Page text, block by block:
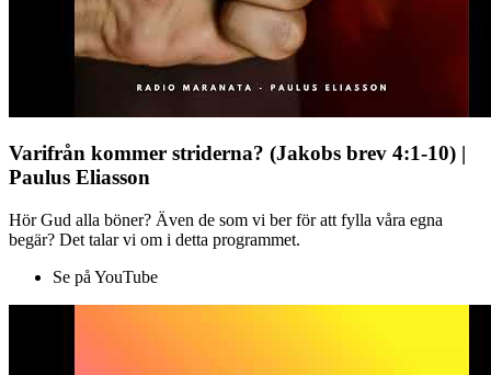
Varifrån kommer striderna? (Jakobs brev 4:1-10) |
Paulus Eliasson
Hör Gud alla böner? Även de som vi ber för att fylla våra egna
begär? Det talar vi om i detta programmet.
Se på YouTube